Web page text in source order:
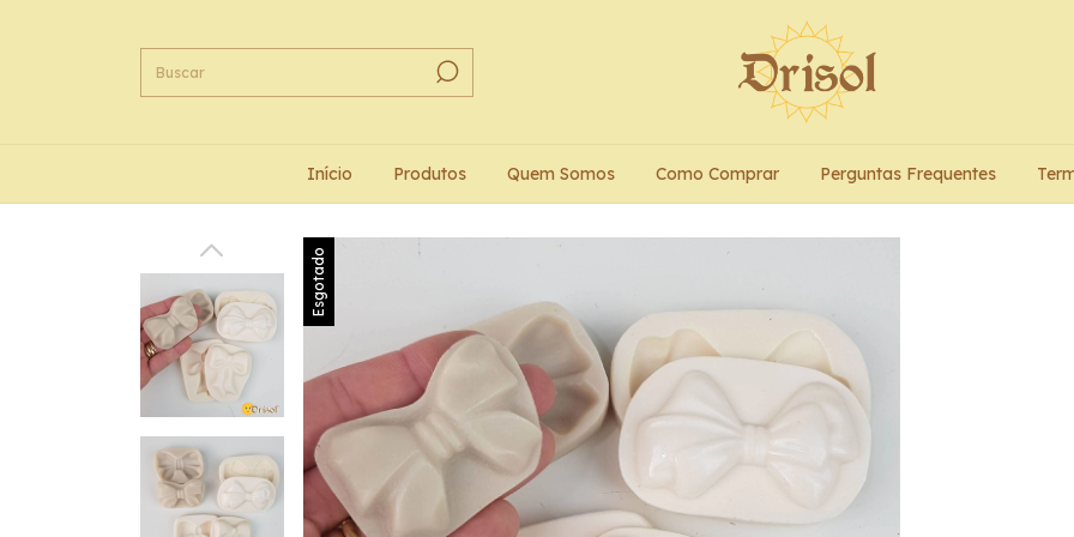
Início Produtos Quem Somos Como Comprar Perguntas Frequentes
Esgotado